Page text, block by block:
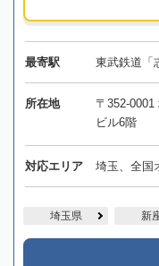
最寄駅 東武鉄道「
所在地
〒352-
ビル6階
対応エリア 埼玉、全国
埼玉県 新